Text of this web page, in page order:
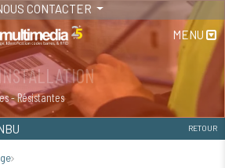
CONTACTER
MENU
- Résistantes
RETOUR